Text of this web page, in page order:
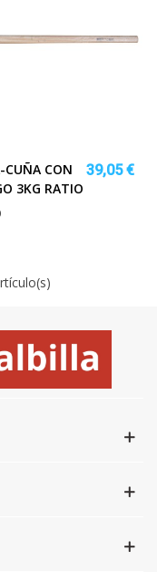
CUÑA CON
3KG RATIO
39,05 €